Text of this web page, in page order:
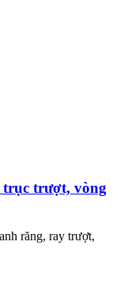
trượt, vòng
răng, ray trượt,